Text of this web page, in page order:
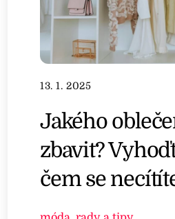
13. 1. 2025
Jakého
zbavit?
čem se